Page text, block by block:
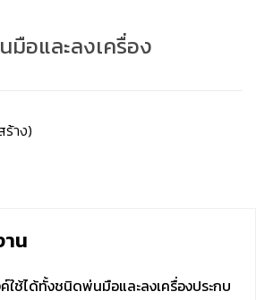
อและลงเครื่อง
าง)
น
ใช้ได้ทั้งชนิดพ่นมือและลงเครื่องประกบ